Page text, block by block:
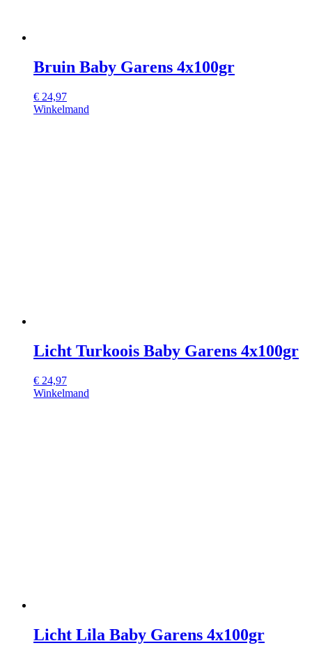
Bruin Baby Garens 4x100gr
€ 24,97
Winkelmand
Licht Turkoois Baby Garens 4x100gr
€ 24,97
Winkelmand
Licht Lila Baby Garens 4x100gr